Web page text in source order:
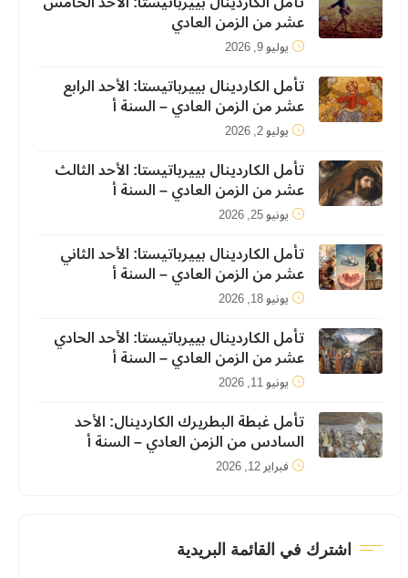
عشر من الزمن العادي
يوليو 9, 2026
تأمل الكاردينال بييرباتيستا: الأحد الرابع
عشر من الزمن العادي – السنة أ
يوليو 2, 2026
تأمل الكاردينال بييرباتيستا: الأحد الثالث
عشر من الزمن العادي – السنة أ
يونيو 25, 2026
تأمل الكاردينال بييرباتيستا: الأحد الثاني
عشر من الزمن العادي – السنة أ
يونيو 18, 2026
تأمل الكاردينال بييرباتيستا: الأحد الحادي
عشر من الزمن العادي – السنة أ
يونيو 11, 2026
تأمل غبطة البطريرك الكاردينال: الأحد
السادس من الزمن العادي – السنة أ
فبراير 12, 2026
اشترك في القائمة البريدية